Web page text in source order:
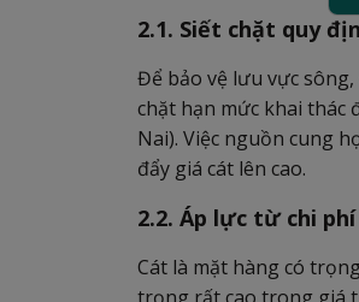
2.1. Siết chặt quy
Để bảo vệ lưu vực
chặt hạn mức khai thác
Nai). Việc nguồn cung
đẩy giá cát lên cao.
2.2. Áp lực từ chi
Cát là mặt hàng có